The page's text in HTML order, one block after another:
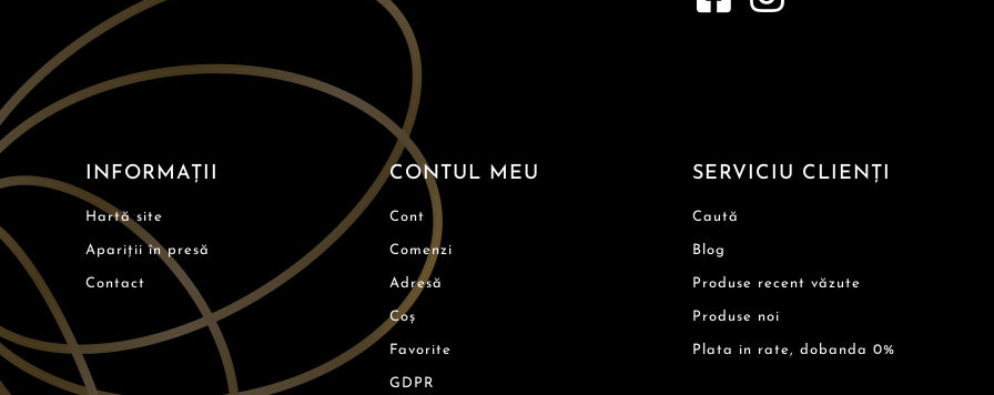
INFORMAȚII
Hartă site
Apariții în presă
Contact
CONTUL MEU
Cont
Comenzi
Adresă
Coș
Favorite
GDPR
SERVICIU CLIENȚI
Caută
Blog
Produse recent văzute
Produse noi
Plata in rate, dobanda 0%